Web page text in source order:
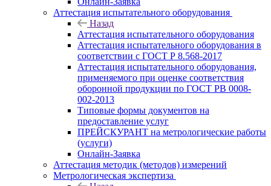
Аттестация испытательного оборудования
Назад
Аттестация испытательного оборудования
Аттестация испытательного оборудования в
соответствии с ГОСТ Р 8.568-2017
Аттестация испытательного оборудования,
применяемого при оценке соответствия
оборонной продукции по ГОСТ РВ 0008-
002-2013
Типовые формы документов на
предоставление услуг
ПРЕЙСКУРАНТ на метрологические работы
(услуги)
Онлайн-Заявка
Аттестация методик (методов) измерений
Метрологическая экспертиза